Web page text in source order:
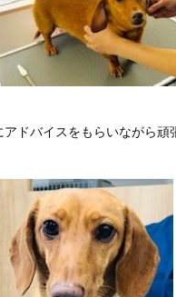
ドバイスをもらいながら頑